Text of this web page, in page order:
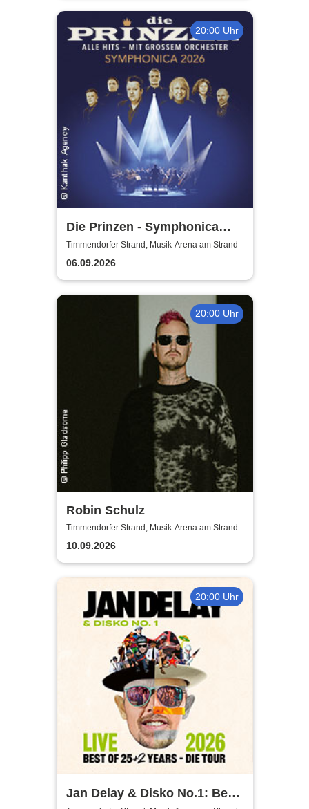
20:00 Uhr
Die Prinzen - Symphonica
2026
Timmendorfer Strand, Musik-Arena am Strand
06.09.2026
20:00 Uhr
Robin Schulz
Timmendorfer Strand, Musik-Arena am Strand
10.09.2026
20:00 Uhr
Jan Delay & Disko No.1: Best